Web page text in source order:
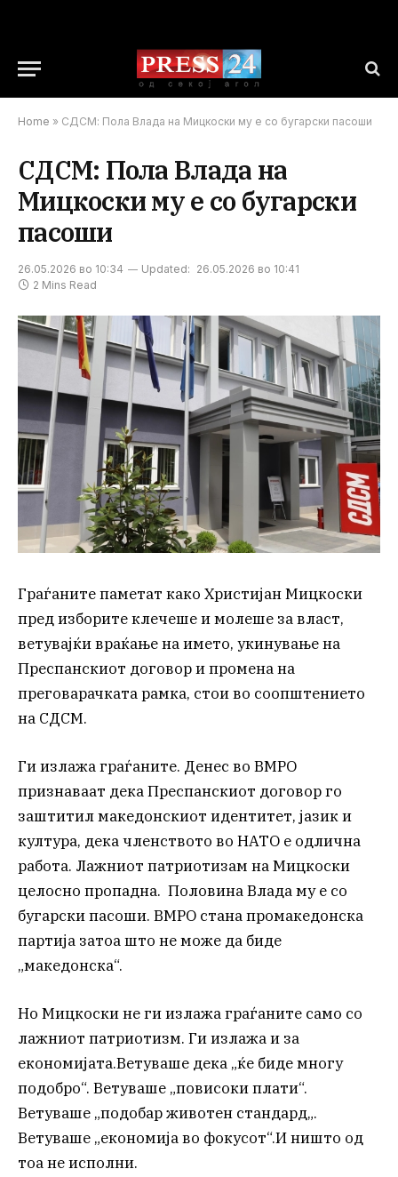
Home » СДСМ: Пола Влада на Мицкоски му е со бугарски пасоши
СДСМ: Пола Влада на
Мицкоски му е со бугарски
пасоши
26.05.2026 во 10:34 Updated: 26.05.2026 во 10:41
2 Mins Read
Граѓаните паметат како Христијан Мицкоски
пред изборите клечеше и молеше за власт,
ветувајќи враќање на името, укинување на
Преспанскиот договор и промена на
преговарачката рамка, стои во соопштението
на СДСМ.
Ги излажа граѓаните. Денес во ВМРО
признаваат дека Преспанскиот договор го
заштитил македонскиот идентитет, јазик и
култура, дека членството во НАТО е одлична
работа. Лажниот патриотизам на Мицкоски
целосно пропадна. Половина Влада му е со
бугарски пасоши. ВМРО стана промакедонска
партија затоа што не може да биде
„македонска“.
Но Мицкоски не ги излажа граѓаните само со
лажниот патриотизм. Ги излажа и за
економијата.Ветуваше дека „ќе биде многу
подобро“. Ветуваше „повисоки плати“.
Ветуваше „подобар животен стандард„.
Ветуваше „економија во фокусот“.И ништо од
тоа не исполни.